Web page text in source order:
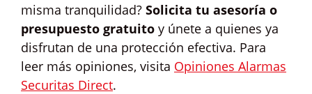
misma tranquilidad? Solicita tu asesoría o
presupuesto gratuito y únete a quienes ya
disfrutan de una protección efectiva. Para
leer más opiniones, visita Opiniones Alarmas
Securitas Direct.